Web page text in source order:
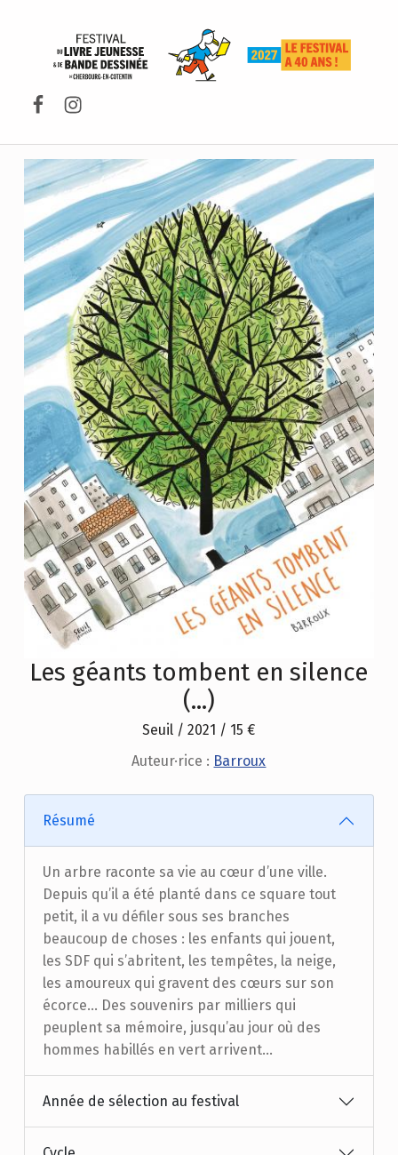
Facebook
Instagram
Les géants tombent en silence
(...)
Seuil / 2021 / 15 €
Auteur·rice : Barroux
Résumé
Un arbre raconte sa vie au cœur d’une ville.
Depuis qu’il a été planté dans ce square tout
petit, il a vu défiler sous ses branches
beaucoup de choses : les enfants qui jouent,
les SDF qui s’abritent, les tempêtes, la neige,
les amoureux qui gravent des cœurs sur son
écorce… Des souvenirs par milliers qui
peuplent sa mémoire, jusqu’au jour où des
hommes habillés en vert arrivent…
Année de sélection au festival